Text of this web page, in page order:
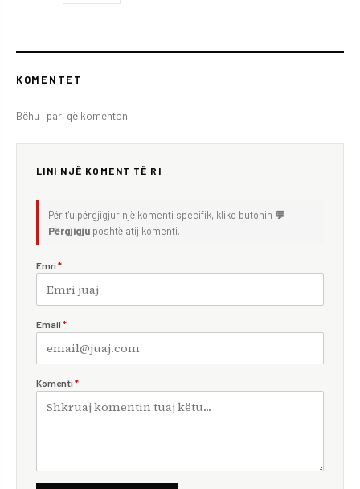
KOMENTET
Bëhu i pari që komenton!
LINI NJË KOMENT TË RI
Për t'u përgjigjur një komenti specifik, kliko butonin 💬
Përgjigju poshtë atij komenti.
Emri *
Email *
Komenti *